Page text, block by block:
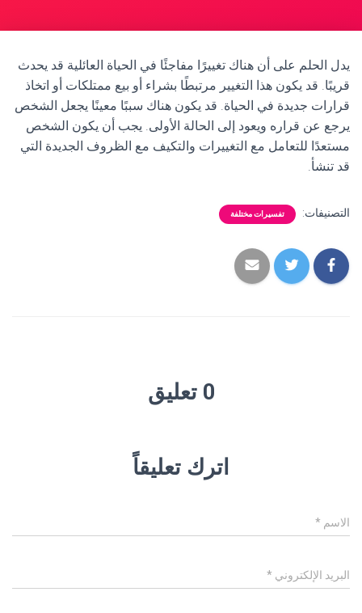
يدل الحلم على أن هناك تغييرًا مفاجئًا في الحياة العائلية قد يحدث
قريبًا. قد يكون هذا التغيير مرتبطًا بشراء أو بيع ممتلكات أو اتخاذ
قرارات جديدة في الحياة. قد يكون هناك سببًا معينًا يجعل الشخص
يرجع عن قراره ويعود إلى الحالة الأولى. يجب أن يكون الشخص
مستعدًا للتعامل مع التغييرات والتكيف مع الظروف الجديدة التي
قد تنشأ.
التصنيفات: تفسيرات مختلفة
0 تعليق
اترك تعليقاً
الاسم *
البريد الإلكتروني *